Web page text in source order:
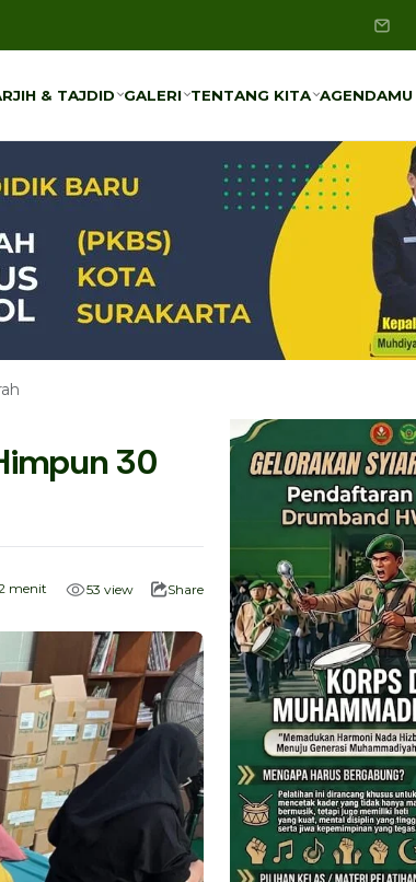
& TAJDID GALERI TENTANG KITA AGENDAMU
30
menit 53 view Share